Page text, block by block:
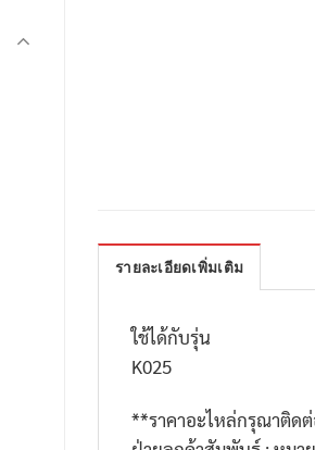
รายละเอียดเพิ่มเติม
ใช้ได้กับรุ่น
K025
**ราคาอะไหล่กรุณาติด